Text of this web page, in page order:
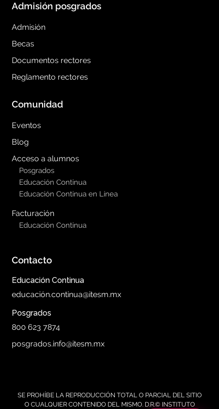
Admisión posgrados
Admisión
Becas
Documentos rectores
Reglamento rectores
Comunidad
Eventos
Blog
Acceso a alumnos
Posgrados
Educación Continua
Educación Continua en Línea
Facturación
Educación Continua
Contacto
Educación Continua
educación.continua@itesm.mx
Posgrados
800 623 7874
posgrados.info@itesm.mx
SE PROHÍBE LA REPRODUCCIÓN TOTAL O PARCIAL DEL SITIO
O CUALQUIER CONTENIDO DEL MISMO. D.R.© INSTITUTO